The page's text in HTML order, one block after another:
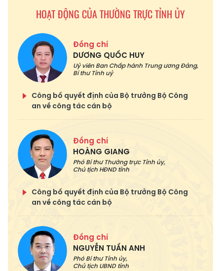
HOẠT ĐỘNG CỦA THƯỜNG TRỰC TỈNH ỦY
Đồng chí
DƯƠNG QUỐC HUY
Uỷ viên Ban Chấp hành Trung ương Đảng,
Bí thư Tỉnh uỷ
Công bố quyết định của Bộ trưởng Bộ Công
an về công tác cán bộ
Đồng chí
HOÀNG GIANG
Phó Bí thư Thường trực Tỉnh ủy,
Chủ tịch HĐND tỉnh
Công bố quyết định của Bộ trưởng Bộ Công
an về công tác cán bộ
Đồng chí
NGUYỄN TUẤN ANH
Phó Bí thư Tỉnh ủy,
Chủ tịch UBND tỉnh